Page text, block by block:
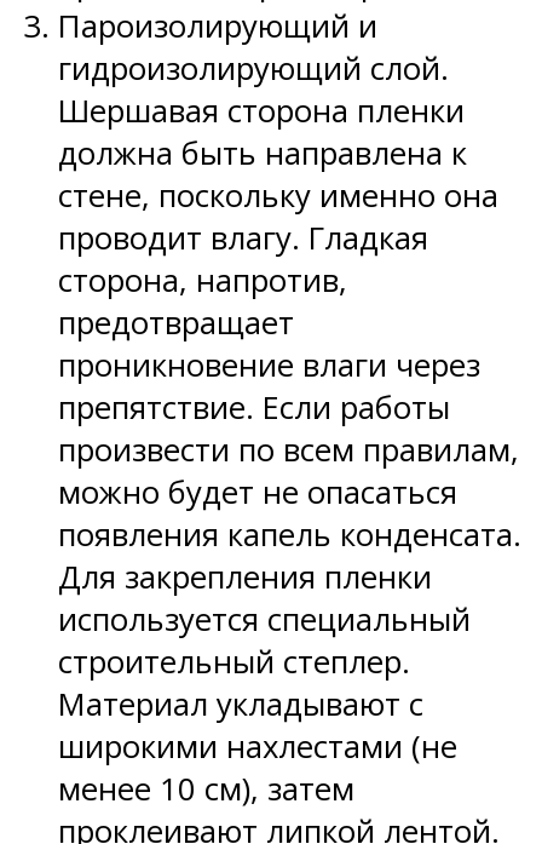
Пароизолирующий и
гидроизолирующий слой.
Шершавая сторона пленки
должна быть направлена к
стене, поскольку именно она
проводит влагу. Гладкая
сторона, напротив,
предотвращает
проникновение влаги через
препятствие. Если работы
произвести по всем правилам,
можно будет не опасаться
появления капель конденсата.
Для закрепления пленки
используется специальный
строительный степлер.
Материал укладывают с
широкими нахлестами (не
менее 10 см), затем
проклеивают липкой лентой.